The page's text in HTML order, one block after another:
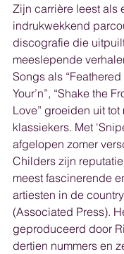
Zijn carrière leest als
indrukwekkend
discografie die
meeslepende
Songs als “Feathered
Your’n”, “Shake the
Love” groeiden uit tot
klassiekers. Met
afgelopen zomer
Childers zijn
meest fascinerende
artiesten in de
(Associated Press).
geproduceerd door
dertien nummers en